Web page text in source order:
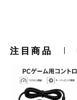
注目商品